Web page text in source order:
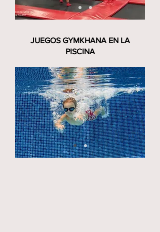
JUEGOS GYMKHANA EN LA
PISCINA